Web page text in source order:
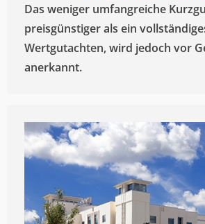
Das weniger umfangreiche
preisgünstiger als ein
Wertgutachten, wird jedoch vor
anerkannt.